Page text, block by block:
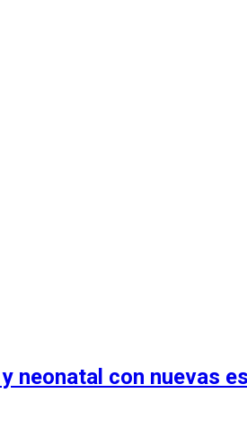
con nuevas